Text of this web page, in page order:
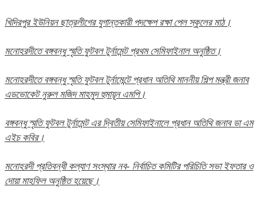
খিদিরপুর ইউনিয়ন ছাত্রলীগের যুগান্তকারী পদক্ষেপ রক্ষা পেল স্কুলের মাঠ।
মনোহরদীতে বঙ্গবন্ধু স্মৃতি ফুটবল টুর্নামেন্ট প্রথম সেমিফাইনাল অনুষ্ঠিত।
মনোহরদীতে বঙ্গবন্ধু স্মৃতি ফুটবল টুর্নামেন্টে প্রধান অতিথি মাননীয় শিল্প মন্ত্রী জনাব
এডভোকেট নুরুল মজিদ মাহমুদ হুমায়ূন এমপি।
বঙ্গবন্ধু স্মৃতি ফুটবল টুর্নামেন্ট এর দ্বিতীয় সেমিফাইনালে প্রধান অতিথি জনাব ডা এম
এইচ কবির।
মনোহরদী প্রতিবন্ধী কল্যাণ সংস্থার নব- নির্বাচিত কমিটির পরিচিতি সভা ইফতার ও
দোয়া মাহফিল অনুষ্ঠিত হয়েছে।